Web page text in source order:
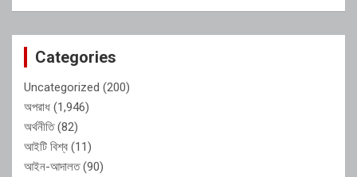
Categories
Uncategorized (200)
অপরাধ (1,946)
অর্থনীতি(82)
আইটি বিশ্ব (11)
আইন-আদালত(90)